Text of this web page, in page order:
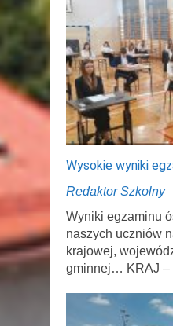
Wysokie wyniki
Redaktor Szkolny
Wyniki egzaminu
naszych uczniów
krajowej,
gminnej… KRAJ –